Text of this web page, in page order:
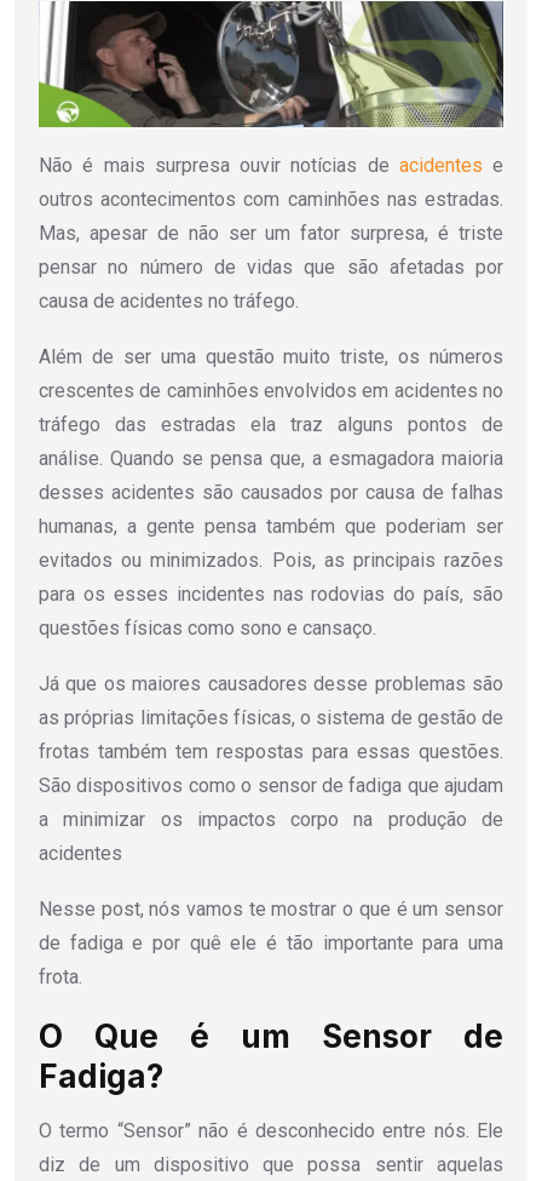
Não é mais surpresa ouvir notícias de acidentes e
outros acontecimentos com caminhões nas estradas.
Mas, apesar de não ser um fator surpresa, é triste
pensar no número de vidas que são afetadas por
causa de acidentes no tráfego.
Além de ser uma questão muito triste, os números
crescentes de caminhões envolvidos em acidentes no
tráfego das estradas ela traz alguns pontos de
análise. Quando se pensa que, a esmagadora maioria
desses acidentes são causados por causa de falhas
humanas, a gente pensa também que poderiam ser
evitados ou minimizados. Pois, as principais razões
para os esses incidentes nas rodovias do país, são
questões físicas como sono e cansaço.
Já que os maiores causadores desse problemas são
as próprias limitações físicas, o sistema de gestão de
frotas também tem respostas para essas questões.
São dispositivos como o sensor de fadiga que ajudam
a minimizar os impactos corpo na produção de
acidentes
Nesse post, nós vamos te mostrar o que é um sensor
de fadiga e por quê ele é tão importante para uma
frota.
O Que é um Sensor de
Fadiga?
O termo “Sensor” não é desconhecido entre nós. Ele
diz de um dispositivo que possa sentir aquelas